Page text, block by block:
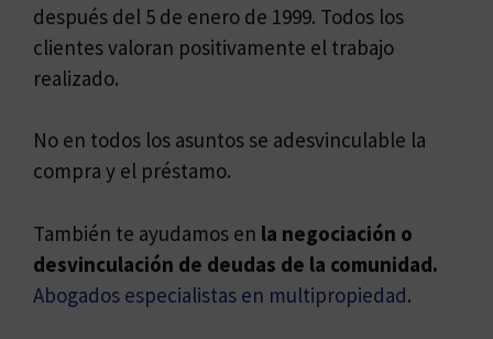
después del 5 de enero de 1999. Todos los
clientes valoran positivamente el trabajo
realizado.
No en todos los asuntos se adesvinculable la
compra y el préstamo.
También te ayudamos en la negociación o
desvinculación de deudas de la comunidad.
Abogados especialistas en multipropiedad.